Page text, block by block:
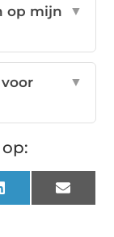
op mijn
▼
▼
LinkedIn Email